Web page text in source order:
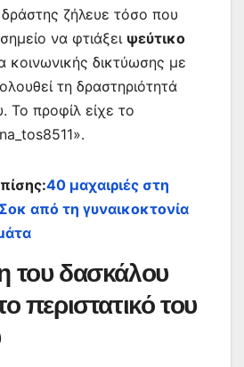
ζήλευε τόσο που
να φτιάξει ψεύτικο
κοινωνικής δικτύωσης με
τη δραστηριότητά
Το προφίλ είχε το
40 μαχαιριές στη
από τη γυναικοκτονία
του δασκάλου
περιστατικό του